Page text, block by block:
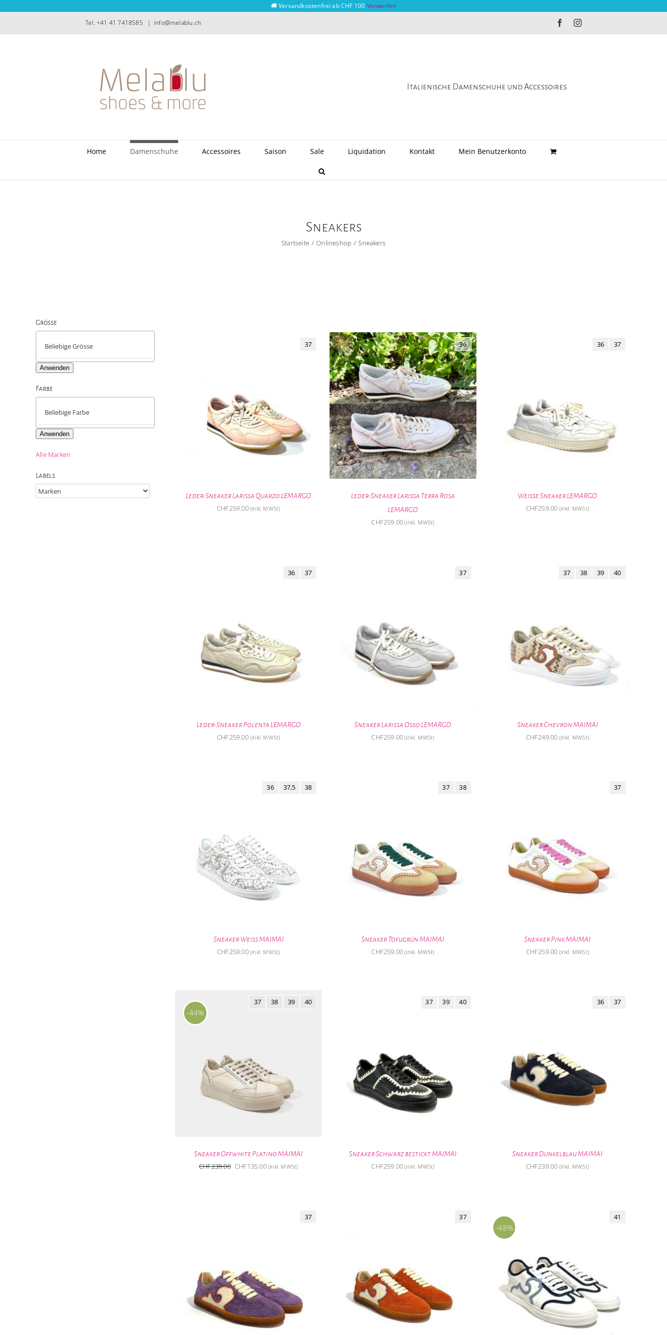
🚚 Versandkostenfrei ab CHF 100 Verwerfen
Tel. +41 41 7418585 | info@melablu.ch FacebookInstagram
Italienische Damenschuhe und Accessoires
Home Damenschuhe Accessoires Saison Sale Liquidation Kontakt Mein Benutzerkonto
Sneakers
Startseite Onlineshop Sneakers
Leder-Sneaker Larissa Quarzo LEMARGO
37
CHF259.00 (inkl. MWSt)
Leder-Sneaker Larissa Terra Rosa
LEMARGO
36
CHF259.00 (inkl. MWSt)
Weisse Sneaker LEMARGO
36 37
CHF259.00 (inkl. MWSt)
Leder-Sneaker Polenta LEMARGO
36 37
CHF259.00 (inkl. MWSt)
Sneaker Larissa Osso LEMARGO
37
CHF259.00 (inkl. MWSt)
Sneaker Chevron MAIMAI
37 38 39 40
CHF249.00 (inkl. MWSt)
Sneaker Weiss MAIMAI
36 37,5 38
CHF259.00 (inkl. MWSt)
Sneaker Tofugrün MAIMAI
37 38
CHF259.00 (inkl. MWSt)
Sneaker Pink MAIMAI
37
CHF259.00 (inkl. MWSt)
-44%
Sneaker Offwhite Platino MAIMAI
37 38 39 40
CHF239.00 Ursprünglicher
CHF135.00Aktueller
(inkl. MWSt)
Sneaker Schwarz bestickt MAIMAI
37 39 40
CHF259.00 (inkl. MWSt)
Sneaker Dunkelblau MAIMAI
36 37
CHF239.00 (inkl. MWSt)
37 37
-48%
41
Grösse
Anwenden
Farbe
Anwenden
Alle Marken
Labels